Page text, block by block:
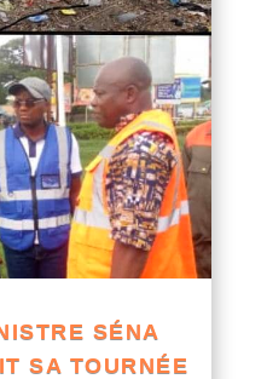
SÉNA
SA TOURNÉE